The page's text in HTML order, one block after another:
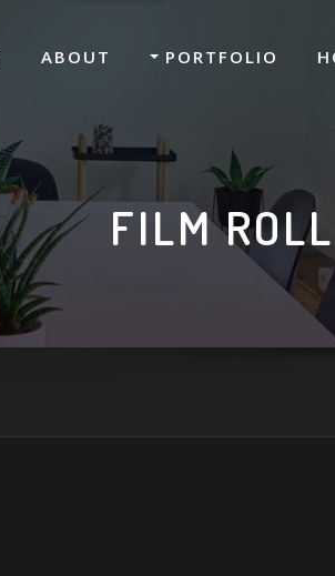
PORTFOLIO
ABOUT
FILM